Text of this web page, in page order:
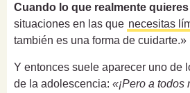
Cuando lo que realmente
situaciones en las que necesitas
también es una forma de cuidarte.»
Y entonces suele aparecer uno de
de la adolescencia: «¡Pero a todos